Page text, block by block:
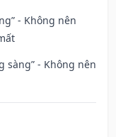
- Không nên
sàng” - Không nên